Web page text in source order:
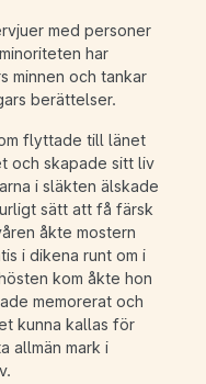
med personer
har
minnen och tankar
berättelser.
flyttade till länet
och skapade sitt liv
i släkten älskade
sätt att få färsk
åkte mostern
i dikena runt om i
kom åkte hon
memorerat och
kunna kallas för
allmän mark i